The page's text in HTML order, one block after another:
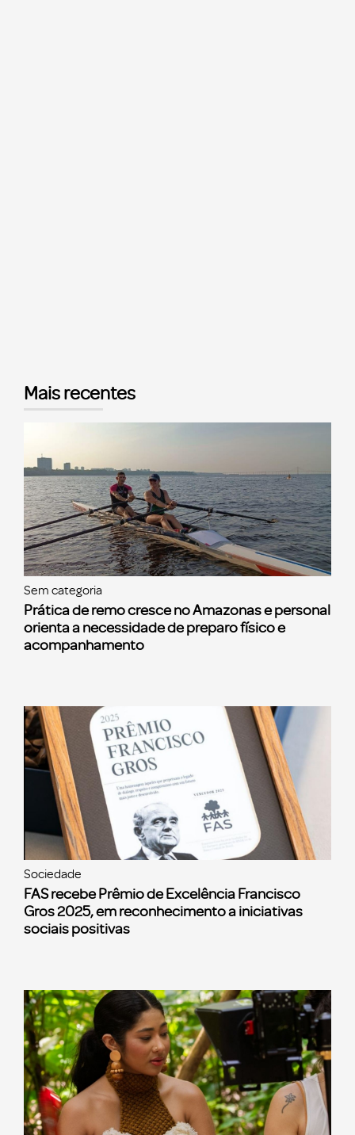
Mais recentes
Sem categoria
Prática de remo cresce no Amazonas e personal
orienta a necessidade de preparo físico e
acompanhamento
Sociedade
FAS recebe Prêmio de Excelência Francisco
Gros 2025, em reconhecimento a iniciativas
sociais positivas